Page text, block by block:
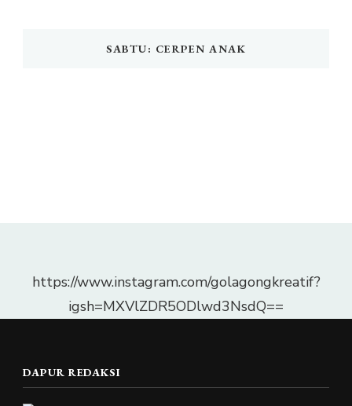
SABTU: CERPEN ANAK
https://www.instagram.com/golagongkreatif?
igsh=MXVlZDR5ODlwd3NsdQ==
DAPUR REDAKSI